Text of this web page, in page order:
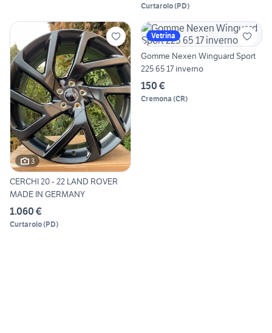
Curtarolo(PD)
3
CERCHI 20 - 22 LAND ROVER
MADE IN GERMANY
1.060 €
Curtarolo(PD)
Vetrina
Gomme Nexen Winguard Sport
225 65 17 inverno
150 €
Cremona (CR)